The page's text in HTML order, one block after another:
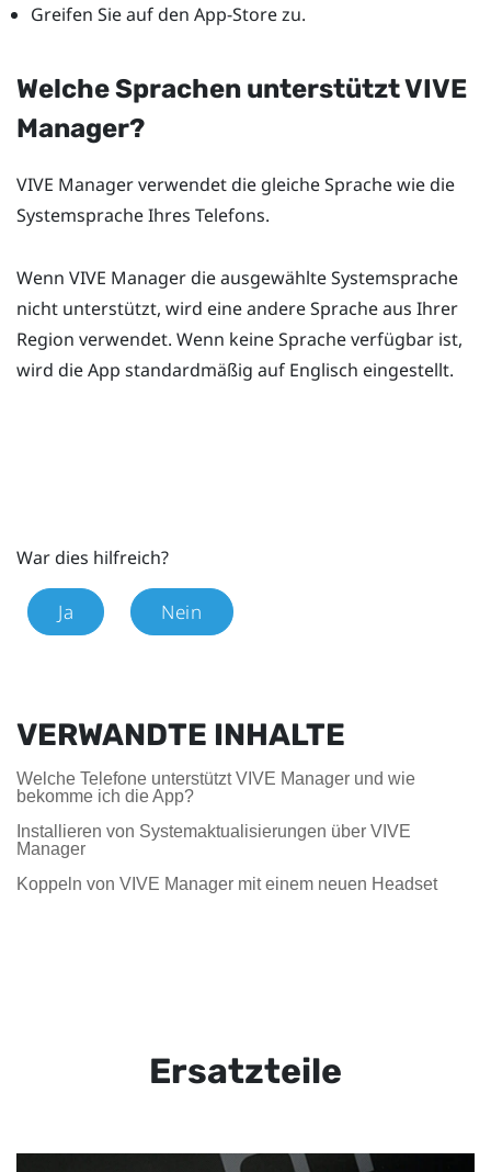
Greifen Sie auf den App-Store zu.
Welche Sprachen unterstütztVIVE
Manager?
VIVE Managerverwendet die gleiche Sprache wie die
Systemsprache Ihres Telefons.
Wenn VIVE Managerdie ausgewählte Systemsprache
nicht unterstützt, wird eine andere Sprache aus Ihrer
Region verwendet. Wenn keine Sprache verfügbar ist,
wird die App standardmäßig auf Englisch eingestellt.
War dies hilfreich?
Ja Nein
VERWANDTE INHALTE
Welche Telefone unterstützt VIVE Manager und wie
bekomme ich die App?
Installieren von Systemaktualisierungen über VIVE
Manager
Koppeln von VIVE Manager mit einem neuen Headset
Ersatzteile